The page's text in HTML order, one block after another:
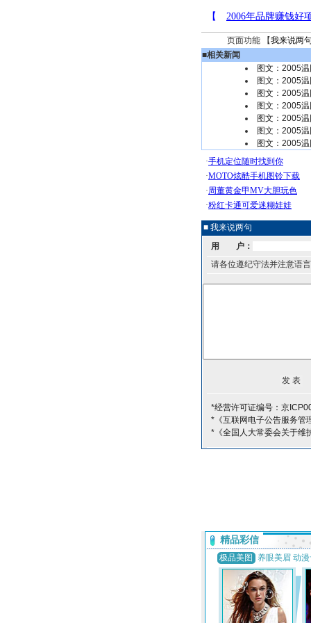
页面功能 【我来说两
■相关新闻
图文：2005
图文：2005
图文：2005
图文：2005
图文：2005
图文：2005
图文：2005
■ 我来说两句
用 户：
请各位遵纪守法并注意语
*经营许可证编号：京
*《互联网电子公告服务管
*《全国人大常委会关于维